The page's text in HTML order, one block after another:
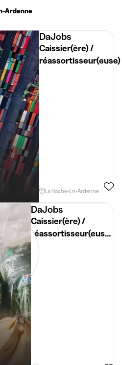
Ardenne
DaJobs
Caissier(ère) /
réassortisseur(euse)
La Roche-En-Ardenne
DaJobs
Caissier(ère) /
réassortisseur(euse)
(job étudiant)